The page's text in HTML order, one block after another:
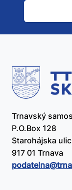
Trnavský
P.O.Box 128
Starohájska
917 01 Trnava